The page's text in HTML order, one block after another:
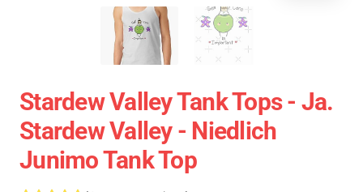
Stardew Valley Tank Tops - Ja.
Stardew Valley - Niedlich
Junimo Tank Top